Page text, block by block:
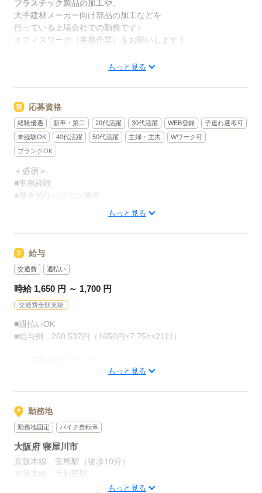
プラスチック製品の加工や、
大手建材メーカー向け部品の加工などを
行っている上場会社での勤務です♪
オフィスワーク（事務作業）をお願いします！
■電話応対
■納期の管理や調整
■受注業務 など
しっかりとした指導があるので
ブランクのある方も
もっと見る
応募資格
経験優遇 新卒・第二 20代活躍 30代活躍 WEB登録
子連れ選考可
未経験OK
40代活躍 50代活躍 主婦・主夫
Wワーク可
ブランクOK
＜必須＞
■事務経験
■基本的なパソコン操作
■Excel利用できる方（計算式入力はなし）
＼こんな方大歓迎！！／
◇しっかり稼ぎたい方
◇小さなお子さんがいらっしゃる方
◇子育てひと段落世代
などなど。
応募する
もっと見る
給与
交通費 週払い
時給 1,650 円 ～ 1,700 円
交通費全額支給
■週払いOK
■給与例…268,537円（1650円×7.75h×21日）
■社会保険完備（法令通り）
■週払いOK
■交通費全額支給
■自転車・バイク通勤OK
■制服貸与
■家庭都合（お子さんの行事など）のお休みOK
■ロッカー・休憩室あり
■食堂あり（その場で作ってもらえる社員食堂あり）
もっと見る
勤務地
勤務地固定 バイク自転車
大阪府 寝屋川市
京阪本線 萱島駅（徒歩10分）
京阪本線 大和田駅
もっと見る